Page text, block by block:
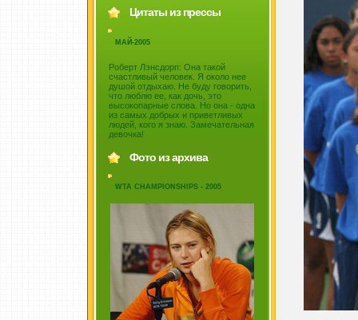
Цитаты из прессы
МАЙ-2005
Роберт Лэнсдорп: Она такой
счастливый человек. Я около нее
душой отдыхаю. Не буду говорить,
что люблю ее, как дочь, это
высокопарные слова. Но она - одна
из самых добрых и приветливых
людей, кого я знаю. Замечательная
девочка!
Фото из архива
WTA CHAMPIONSHIPS - 2005